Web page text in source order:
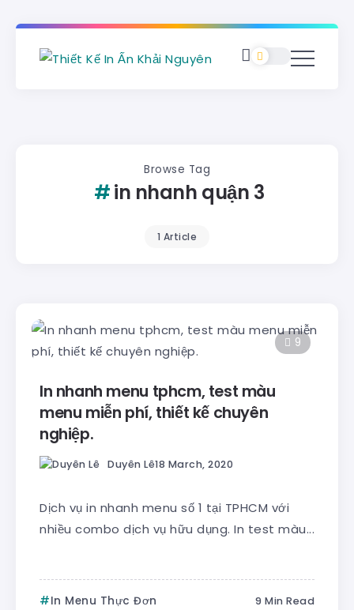
Browse Tag
in nhanh quận 3
1 Article
9
In nhanh menu tphcm, test màu
menu miễn phí, thiết kế chuyên
nghiệp.
Duyên Lê18 March, 2020
Dịch vụ in nhanh menu số 1 tại TPHCM với
nhiều combo dịch vụ hữu dụng. In test màu...
In Menu Thực Đơn 9 Min Read